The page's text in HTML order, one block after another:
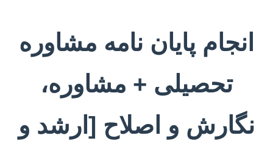
انجام پایان نامه مشاوره
تحصیلی + مشاوره،
نگارش و اصلاح [ارشد و